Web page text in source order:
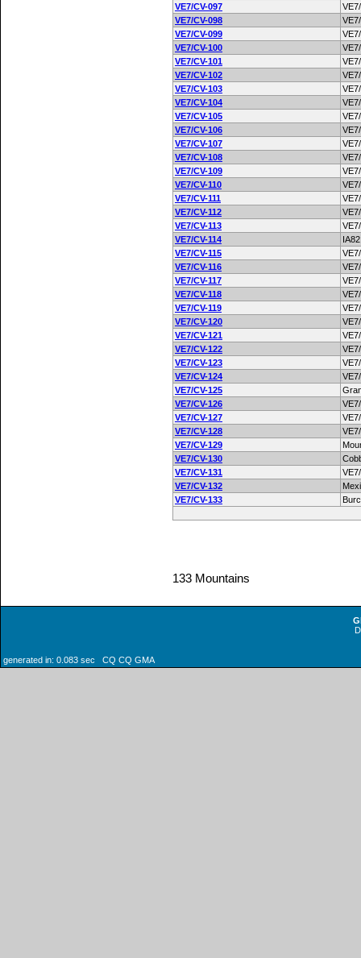
VE7/CV-097
VE7/CV-098
VE7/CV-099
VE7/CV-100
VE7/CV-101
VE7/CV-102
VE7/CV-103
VE7/CV-104
VE7/CV-105
VE7/CV-106
VE7/CV-107
VE7/CV-108
VE7/CV-109
VE7/CV-110
VE7/CV-111
VE7/CV-112
VE7/CV-113
VE7/CV-114
IA82
VE7/CV-115
VE7/CV-116
VE7/CV-117
VE7/CV-118
VE7/CV-119
VE7/CV-120
VE7/CV-121
VE7/CV-122
VE7/CV-123
VE7/CV-124
VE7/CV-125
VE7/CV-126
VE7/CV-127
VE7/CV-128
VE7/CV-129
VE7/CV-130
VE7/CV-131
VE7/CV-132
VE7/CV-133
133 Mountains
generated in: 0.083 sec CQ CQ GMA